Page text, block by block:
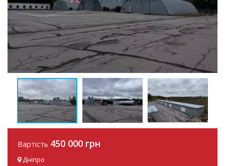
Вартість 450 000 грн
Дніпро